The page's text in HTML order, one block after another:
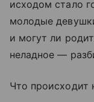
исходом стало
молодые
и могут ли
неладное —
Что происходит